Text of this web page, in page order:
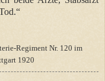
Regiment Nr. 120 im
1920